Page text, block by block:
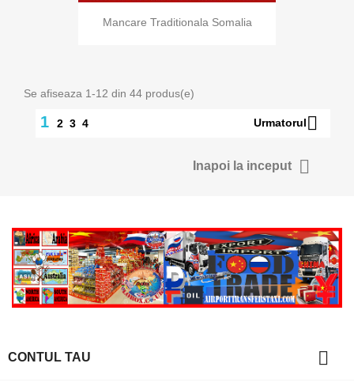
Mancare Traditionala Somalia
Se afiseaza 1-12 din 44 produs(e)
1 2 3 4 Urmatorul
Inapoi la inceput 
CONTUL TAU 